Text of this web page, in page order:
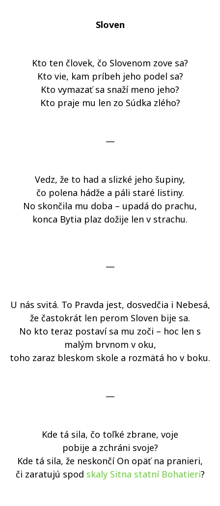
Sloven
Kto ten človek, čo Slovenom zove sa?
Kto vie, kam príbeh jeho podel sa?
Kto vymazať sa snaží meno jeho?
Kto praje mu len zo Súdka zlého?
—
Vedz, že to had a slizké jeho šupiny,
čo polena hádže a páli staré listiny.
No skončila mu doba – upadá do prachu,
konca Bytia plaz dožije len v strachu.
—
U nás svitá. To Pravda jest, dosvedčia i Nebesá,
že častokrát len perom Sloven bije sa.
No kto teraz postaví sa mu zoči – hoc len s
malým brvnom v oku,
toho zaraz bleskom skole a rozmätá ho v boku.
—
Kde tá sila, čo toľké zbrane, voje
pobije a zchráni svoje?
Kde tá sila, že neskončí On opäť na pranieri,
či zaratujú spod skaly Sitna statní Bohatieri?